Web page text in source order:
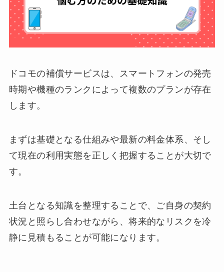
ドコモの補償サービスは、スマートフォンの発売
時期や機種のランクによって複数のプランが存在
します。
まずは基礎となる仕組みや最新の料金体系、そし
て現在の利用実態を正しく把握することが大切で
す。
土台となる知識を整理することで、ご自身の契約
状況と照らし合わせながら、将来的なリスクを冷
静に見積もることが可能になります。